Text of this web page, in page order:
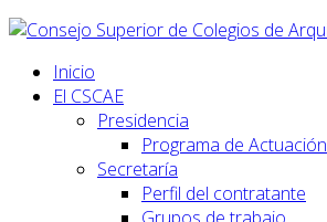
Inicio
El CSCAE
Presidencia
Programa de Actuación
Secretaría
Perfil del contratante